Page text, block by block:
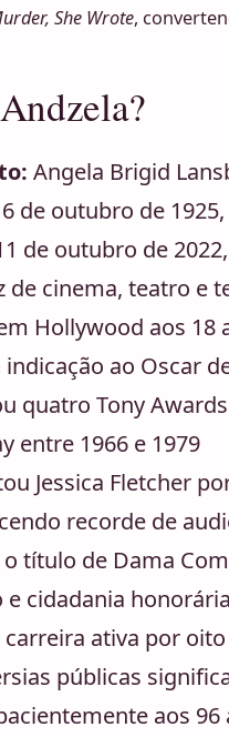
She Wrote,
Angela Brigid
de outubro de
de outubro de
de cinema, teatro e
Hollywood aos 18
ao Oscar
quatro Tony
entre 1966 e 1979
Jessica Fletcher
recorde de
o título de Dama
e cidadania
carreira ativa por
públicas
aos